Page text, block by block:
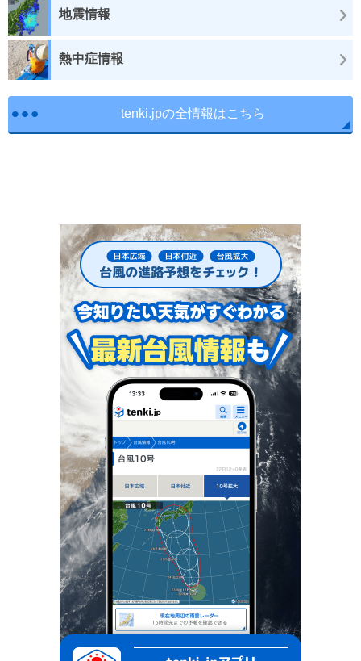
地震情報
熱中症情報
tenki.jpの全情報はこちら